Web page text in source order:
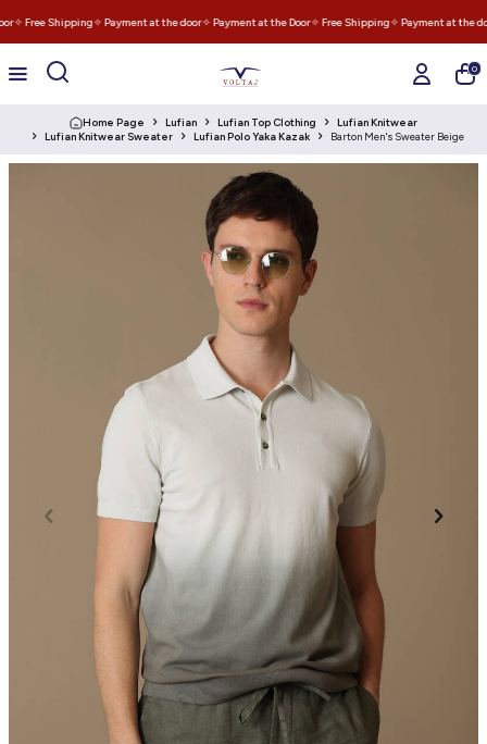
✧ Free Shipping✧ Payment at the door✧ Payment at the Door✧ Free Shipping✧ Payment at the
0
Home Page Lufian Lufian Top Clothing
Lufian Knitwear
Lufian Knitwear Sweater
Lufian Polo Yaka Kazak Barton Men's Sweater Beige